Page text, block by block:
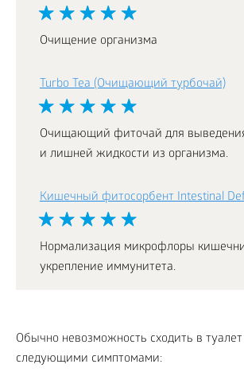
Очищение организма
Turbo Tea (Очищающий турбочай)
Очищающий фиточай для
и лишней жидкости из организма.
Кишечный фитосорбент Intestinal
Нормализация микрофлоры
укрепление иммунитета.
Обычно невозможность сходить в
следующими симптомами: